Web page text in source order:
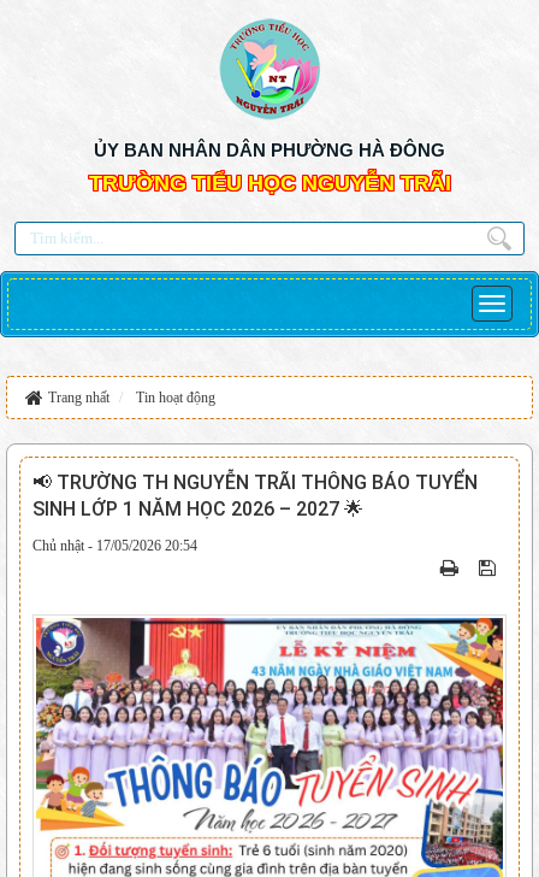
ỦY BAN NHÂN DÂN PHƯỜNG HÀ ĐÔNG
TRƯỜNG TIỂU HỌC NGUYỄN TRÃI
Trang nhất Tin hoạt động
📢 TRƯỜNG TH NGUYỄN TRÃI THÔNG BÁO TUYỂN
SINH LỚP 1 NĂM HỌC 2026 – 2027 🌟
Chủ nhật - 17/05/2026 20:54